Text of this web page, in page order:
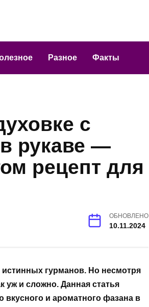
Разное Факты
с
рукаве —
рецепт для
ОБНОВЛЕНО
10.11.2024
гурманов. Но несмотря
уж и сложно. Данная статья
вкусного и ароматного фазана в